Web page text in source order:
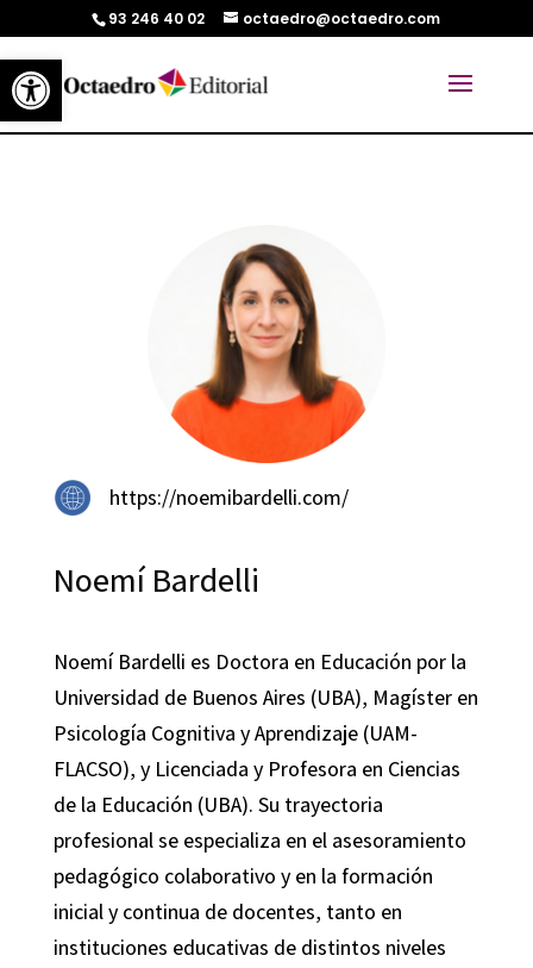
Abrir barra de herramientas
93 246 40 02 octaedro@octaedro.com
https://noemibardelli.com/
Noemí Bardelli
Noemí Bardelli es Doctora en Educación por la
Universidad de Buenos Aires (UBA), Magíster en
Psicología Cognitiva y Aprendizaje (UAM-
FLACSO), y Licenciada y Profesora en Ciencias
de la Educación (UBA). Su trayectoria
profesional se especializa en el asesoramiento
pedagógico colaborativo y en la formación
inicial y continua de docentes, tanto en
instituciones educativas de distintos niveles